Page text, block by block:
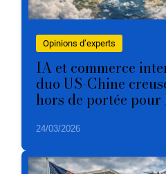
Opinions d’experts
IA et commerce
duo US-Chine
hors de portée pour
24/03/2026